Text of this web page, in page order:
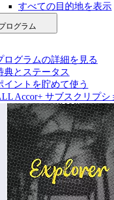
すべての目的地を表示
ログラム
ログラムの詳細を見る
典とステータス
イントを貯めて使う
Accor+ サブスクリプシ